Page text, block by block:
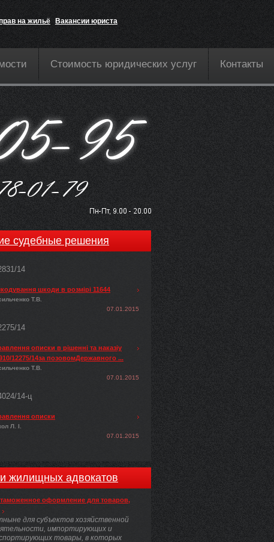
на жильё Вакансии юриста
Стоимость юридических услуг Контакты
судебные решения
14
шкоди в розмірі 11644
Т.В.
07.01.2015
14
описки в рішенні та наказіу
12275/14за позовомДержавного ...
Т.В.
07.01.2015
14-ц
описки
Л. І.
07.01.2015
жилищных адвокатов
оформление для товаров,
для субъектов хозяйственной
импортирующих и
товары, в которых